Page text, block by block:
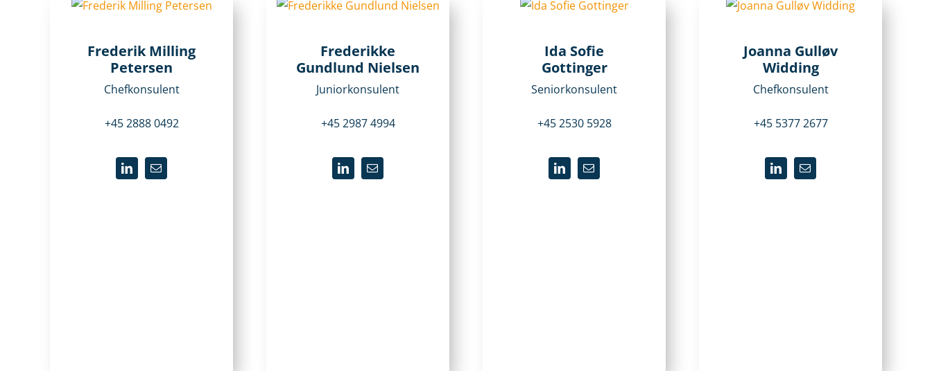
Frederik Milling
Petersen
Chefkonsulent
+45 2888 0492
Frederikke
Gundlund Nielsen
Juniorkonsulent
+45 2987 4994
Ida Sofie
Gottinger
Seniorkonsulent
+45 2530 5928
Joanna Gulløv
Widding
Chefkonsulent
+45 5377 2677